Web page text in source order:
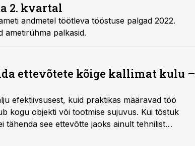
2. kvartal
andmetel töötleva tööstuse palgad 2022.
ametirühma palkasid.
ettevõtete kõige kallimat kulu –
efektiivsusest, kuid praktikas määravad töö
kogu objekti või tootmise sujuvus. Kui tõstuk
tähenda see ettevõtte jaoks ainult tehnilist